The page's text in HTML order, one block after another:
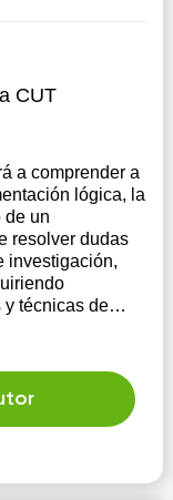
CUT
a comprender a
lógica, la
de un
resolver dudas
investigación,
y técnicas de
ganar
retos